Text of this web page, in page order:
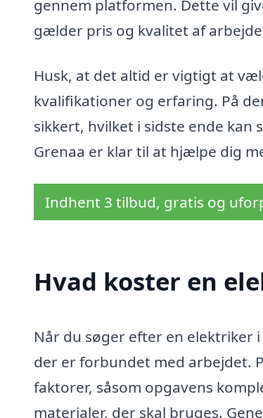
gennem platformen. Dette vil
gælder pris og kvalitet af
Husk, at det altid er vigtigt at
kvalifikationer og erfaring. På
sikkert, hvilket i sidste ende
Grenaa er klar til at hjælpe dig
Indhent 3 tilbud, gratis og
Hvad koster en
Når du søger efter en elektriker
der er forbundet med arbejdet.
faktorer, såsom opgavens
materialer, der skal bruges.